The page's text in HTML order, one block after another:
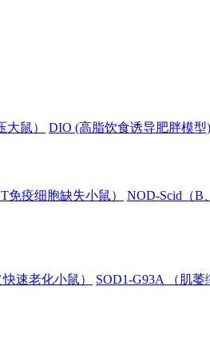
大鼠） DIO (高脂饮食诱导肥胖模型)
免疫细胞缺失小鼠）
NOD-Scid（B
速老化小鼠） SOD1-G93A （肌萎